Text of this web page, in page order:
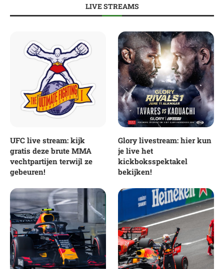
LIVE STREAMS
UFC live stream: kijk
gratis deze brute MMA
vechtpartijen terwijl ze
gebeuren!
Glory livestream: hier kun
je live het
kickboksspektakel
bekijken!